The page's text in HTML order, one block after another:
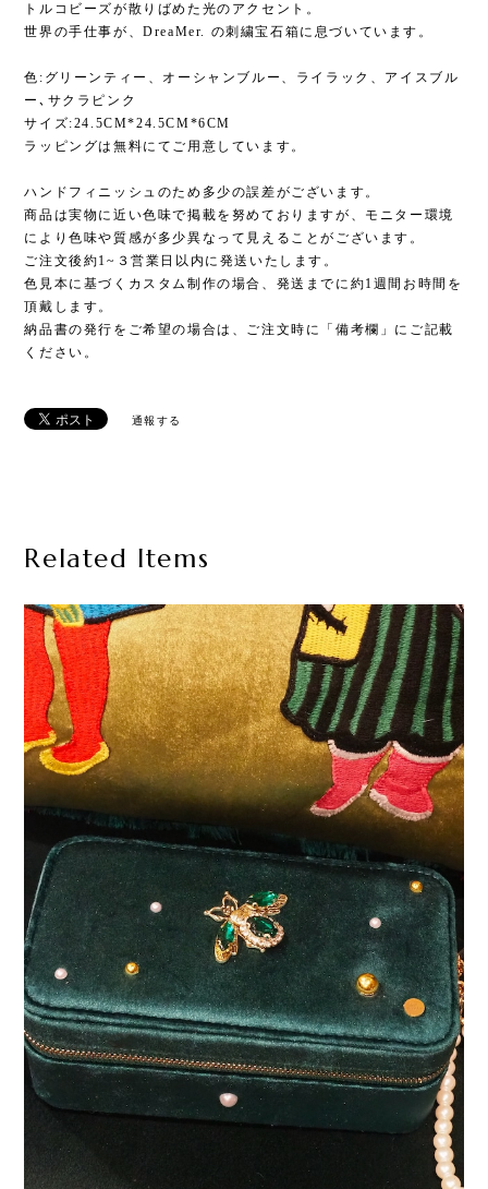
トルコビーズが散りばめた光のアクセント。
世界の手仕事が、DreaMer. の刺繍宝石箱に息づいています。
色:グリーンティー、オーシャンブルー、ライラック、アイスブル
ー､サクラピンク
サイズ:24.5CM*24.5CM*6CM
ラッピングは無料にてご用意しています。
ハンドフィニッシュのため多少の誤差がございます。
商品は実物に近い色味で掲載を努めておりますが、モニター環境
により色味や質感が多少異なって見えることがございます。
ご注文後約1~３営業日以内に発送いたします。
色見本に基づくカスタム制作の場合、発送までに約1週間お時間を
頂戴します。
納品書の発行をご希望の場合は、ご注文時に「備考欄」にご記載
ください。
通報する
Related Items